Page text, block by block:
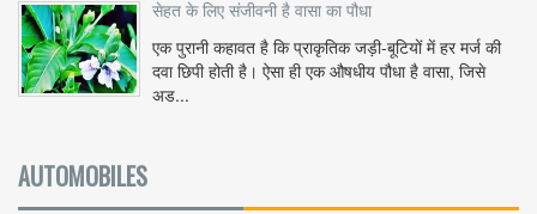
सेहत के लिए संजीवनी है वासा का पौधा
एक पुरानी कहावत है कि प्राकृतिक जड़ी-बूटियों में हर मर्ज की
दवा छिपी होती है। ऐसा ही एक औषधीय पौधा है वासा, जिसे
अड...
AUTOMOBILES